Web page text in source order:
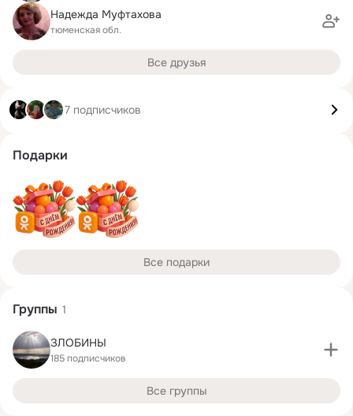
Надежда Муфтахова
тюменская обл.
Все друзья
7 подписчиков
Подарки
Все подарки
Группы 1
ЗЛОБИНЫ
185 подписчиков
Все группы